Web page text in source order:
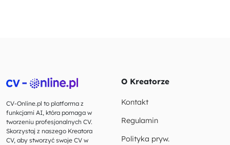
CV-Online.pl to platforma z
funkcjami AI, która pomaga w
tworzeniu profesjonalnych CV.
Skorzystaj z naszego Kreatora
CV, aby stworzyć swoje CV w
O Kreatorze
Kontakt
Regulamin
Polityka pryw.